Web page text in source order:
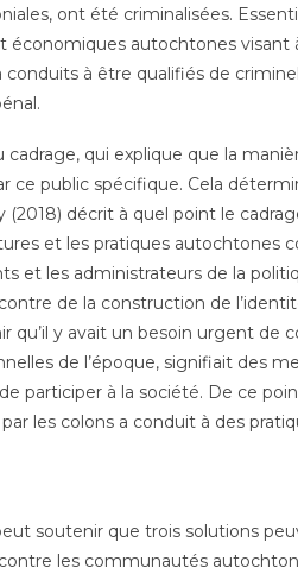
ont été criminalisées.
autochtones visant
à être qualifiés de
qui explique que la
public spécifique. Cela
(2018) décrit à quel point le
et les pratiques autochtones
et les administrateurs de la
de la construction de
y avait un besoin urgent de
de l’époque, signifiait des
participer à la société. De ce
les colons a conduit à des
soutenir que trois solutions
les communautés